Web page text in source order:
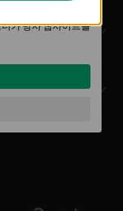
가 당사 웹사이트를